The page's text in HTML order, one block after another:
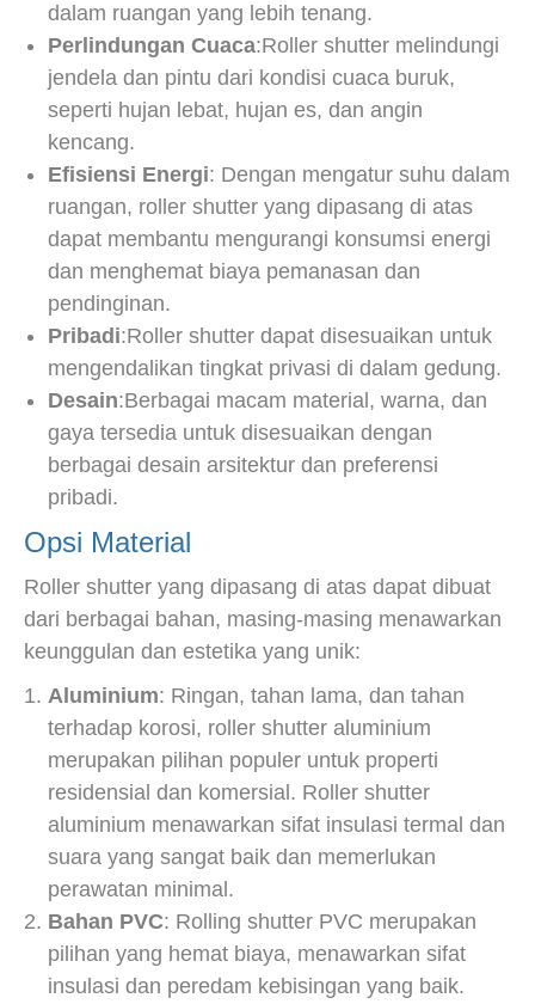
dalam ruangan yang lebih tenang.
Perlindungan Cuaca:Roller shutter melindungi
jendela dan pintu dari kondisi cuaca buruk,
seperti hujan lebat, hujan es, dan angin
kencang.
Efisiensi Energi: Dengan mengatur suhu dalam
ruangan, roller shutter yang dipasang di atas
dapat membantu mengurangi konsumsi energi
dan menghemat biaya pemanasan dan
pendinginan.
Pribadi:Roller shutter dapat disesuaikan untuk
mengendalikan tingkat privasi di dalam gedung.
Desain:Berbagai macam material, warna, dan
gaya tersedia untuk disesuaikan dengan
berbagai desain arsitektur dan preferensi
pribadi.
Opsi Material
Roller shutter yang dipasang di atas dapat dibuat
dari berbagai bahan, masing-masing menawarkan
keunggulan dan estetika yang unik:
Aluminium: Ringan, tahan lama, dan tahan
terhadap korosi, roller shutter aluminium
merupakan pilihan populer untuk properti
residensial dan komersial. Roller shutter
aluminium menawarkan sifat insulasi termal dan
suara yang sangat baik dan memerlukan
perawatan minimal.
Bahan PVC: Rolling shutter PVC merupakan
pilihan yang hemat biaya, menawarkan sifat
insulasi dan peredam kebisingan yang baik.